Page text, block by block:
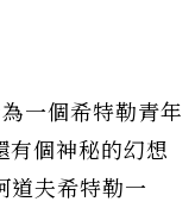
一個希特勒青年
有個神秘的幻想
道夫希特勒一